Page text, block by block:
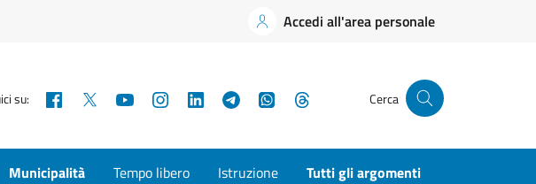
Accedi all'area personale
su: Facebook YouTubeInstagramLinkedInTelegramWhatsApp Cerca
Municipalità Tempo libero Istruzione Tutti gli argomenti